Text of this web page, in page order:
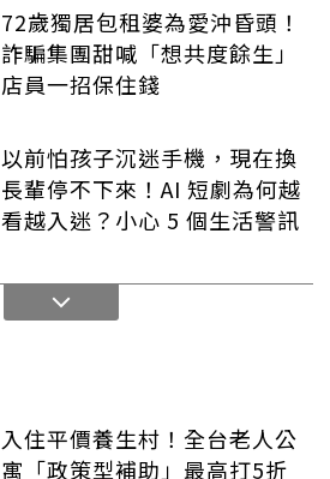
72歲獨居包租婆為愛沖昏頭！
詐騙集團甜喊「想共度餘生」
店員一招保住錢
以前怕孩子沉迷手機，現在換
長輩停不下來！AI 短劇為何越
看越入迷？小心 5 個生活警訊
入住平價養生村！全台老人公
寓「政策型補助」最高打5折